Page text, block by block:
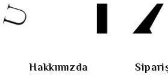
Hakkımızda